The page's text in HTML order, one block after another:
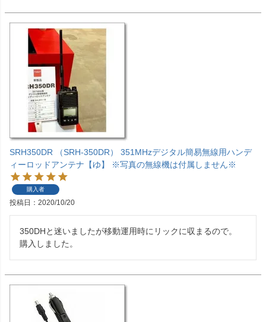
SRH350DR （SRH-350DR） 351MHzデジタル簡易無線用ハンデ
ィーロッドアンテナ【ゆ】 ※写真の無線機は付属しません※
購入者
投稿日 2020/10/20
350DHと迷いましたが移動運用時にリックに収まるので。
購入しました。